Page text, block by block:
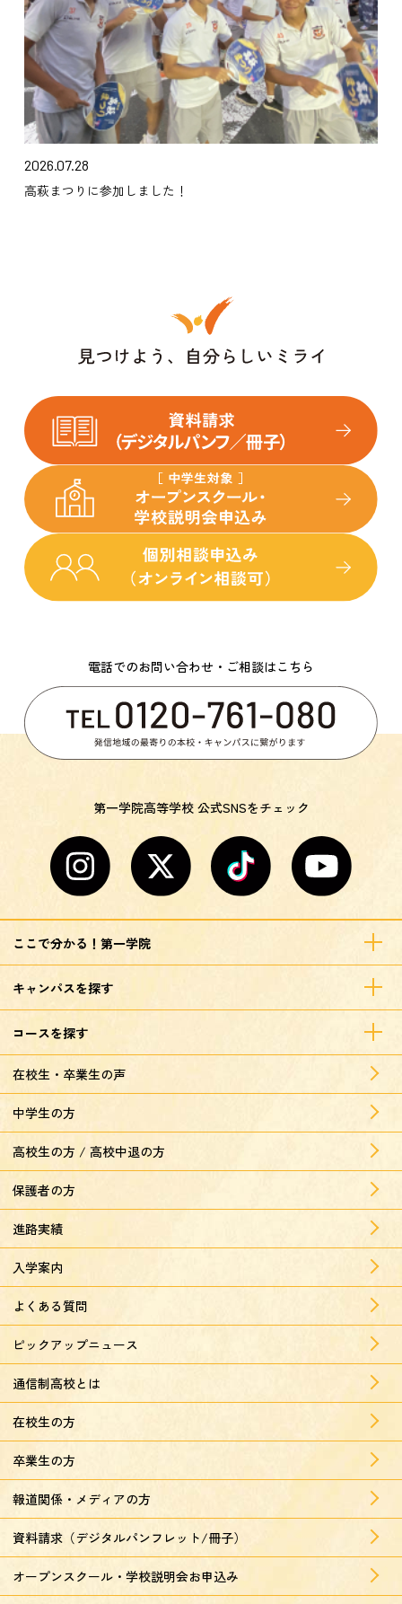
2026.07.28
高萩まつりに参加しました！
電話でのお問い合わせ・ご相談はこちら
第一学院高等学校 公式SNSをチェック
ここで分かる！第一学院
キャンパスを探す
コースを探す
在校生・卒業生の声
中学生の方
高校生の方 / 高校中退の方
保護者の方
進路実績
入学案内
よくある質問
ピックアップニュース
通信制高校とは
在校生の方
卒業生の方
報道関係・メディアの方
資料請求（デジタルパンフレット/冊子）
オープンスクール・学校説明会お申込み